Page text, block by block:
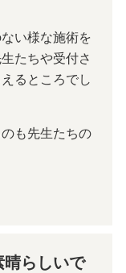
い様な施術を
たちや受付さ
るところでし
も先生たちの
晴らしいで